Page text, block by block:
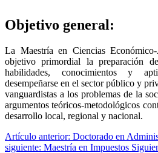
Objetivo general:
La Maestría en Ciencias
objetivo primordial la preparación
habilidades, conocimientos y
desempeñarse en el sector público y
vanguardistas a los problemas de la
argumentos teóricos-metodológicos
desarrollo local, regional y nacional.
Artículo anterior: Doctorado en
siguiente: Maestría en Impuestos